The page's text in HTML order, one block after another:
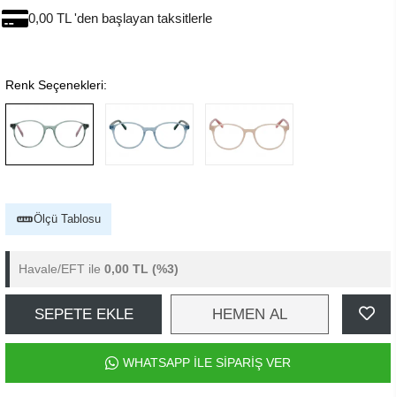
0,00 TL 'den başlayan taksitlerle
Renk Seçenekleri:
Ölçü Tablosu
Havale/EFT ile 0,00 TL (%3)
SEPETE EKLE HEMEN AL
WHATSAPP İLE SİPARİŞ VER